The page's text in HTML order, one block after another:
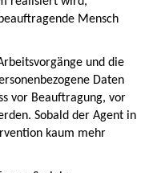
Mensch
und die
Daten
vor Beauftragung, vor
Sobald der Agent in
kaum mehr